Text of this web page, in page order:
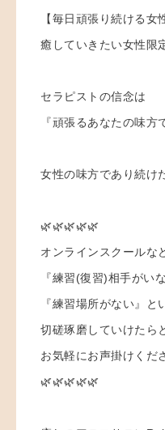
【毎日頑張り続ける女
癒していきたい女性限
セラピストの信念は
『頑張るあなたの味方
女性の味方であり続け
🌿🌿🌿🌿🌿
オンラインスクールな
『練習(復習)相手がいな
『練習場所がない』と
切磋琢磨していけたら
お気軽にお声掛けくだ
🌿🌿🌿🌿🌿